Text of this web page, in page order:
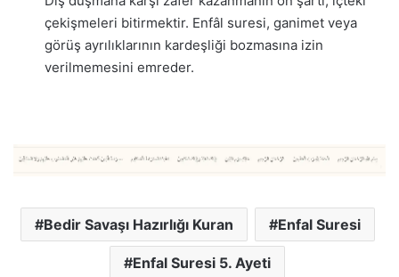
çekişmeleri bitirmektir. Enfâl suresi, ganimet veya
görüş ayrılıklarının kardeşliği bozmasına izin
verilmemesini emreder.
Bedir Savaşı Hazırlığı Kuran Enfal Suresi
Enfal Suresi 5. Ayeti